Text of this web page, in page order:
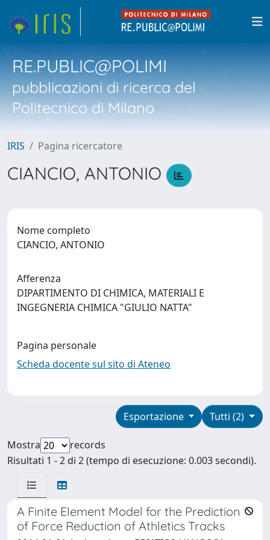
RE.PUBLIC@POLIMI
pubblicazioni di ricerca del
Politecnico di Milano
IRIS Pagina ricercatore
CIANCIO, ANTONIO
Nome completo
CIANCIO, ANTONIO
Afferenza
DIPARTIMENTO DI CHIMICA, MATERIALI E
INGEGNERIA CHIMICA "GIULIO NATTA"
Pagina personale
Scheda docente sul sito di Ateneo
Tutti (2)
Esportazione
Mostra
records
Risultati 1 - 2 di 2 (tempo di esecuzione: 0.003 secondi).
A Finite Element Model for the Prediction
of Force Reduction of Athletics Tracks